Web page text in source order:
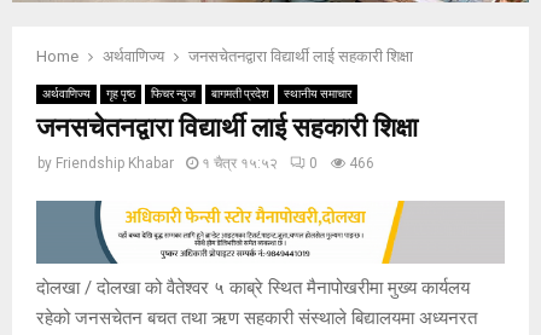
Home अर्थवाणिज्य जनसचेतनद्वारा विद्यार्थी लाई सहकारी शिक्षा
अर्थवाणिज्य गृह पृष्ठ फिचर न्युज बागमती प्रदेश स्थानीय समाचार
जनसचेतनद्वारा विद्यार्थी लाई सहकारी शिक्षा
by Friendship Khabar १ चैत्र १५:५२ 0 466
दाेलखा / दोलखा को वैतेश्वर ५ काब्रे स्थित मैनापोखरीमा मुख्य कार्यलय
रहेको जनसचेतन बचत तथा ऋण सहकारी संस्थाले बिद्यालयमा अध्यनरत